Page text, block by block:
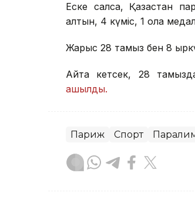
Еске салсақ, Қазақстан
алтын, 4 күміс, 1 қола
Жарыс 28 тамыз бен 8
Айта кетсек, 28
ашылды.
Париж Спорт